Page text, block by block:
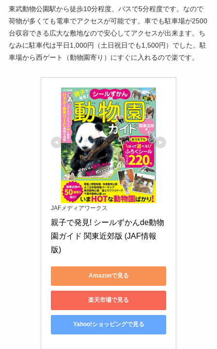
東武動物公園駅から徒歩10分程度、バスで5分程度です。なので
荷物が多くても電車でアクセスが可能です。車でも駐車場が2500
台収容できる広大な敷地なので安心してアクセスが出来ます。ち
なみに駐車代は平日1,000円（土日祝日でも1,500円）でした。駐
車場から西ゲート（動物園寄り）にすぐに入れるので楽です。
JAFメディアワークス
親子で発見! シールずかんde動物
園ガイド 関東近郊版 (JAF情報
版)
Amazonで見る
楽天市場で見る
Yahoo!ショッピングで見る